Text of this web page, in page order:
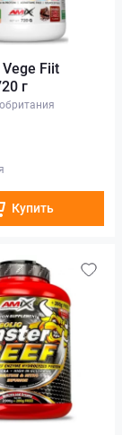
Fiit
г
Купить